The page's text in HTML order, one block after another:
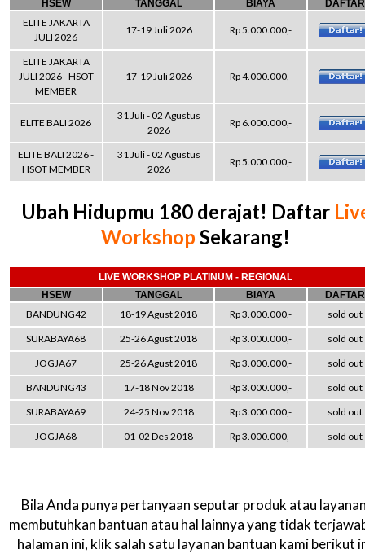
HSEW TANGGAL BIAYA DAFTAR
ELITE JAKARTA
JULI 2026
17-19 Juli 2026 Rp 5.000.000,-
ELITE JAKARTA
JULI 2026 - HSOT
MEMBER
17-19 Juli 2026 Rp 4.000.000,-
ELITE BALI 2026
31 Juli - 02 Agustus
2026
Rp 6.000.000,-
ELITE BALI 2026 -
HSOT MEMBER
31 Juli - 02 Agustus
2026
Rp 5.000.000,-
Ubah Hidupmu 180 derajat! Daftar
Workshop Sekarang!
LIVE WORKSHOP PLATINUM - REGIONAL
HSEW
TANGGAL BIAYA DAFTAR
BANDUNG42 18-19 Agust 2018 Rp 3.000.000,-
sold out
SURABAYA68
25-26 Agust 2018 Rp 3.000.000,-
sold out
JOGJA67
25-26 Agust 2018 Rp 3.000.000,-
sold out
BANDUNG43
17-18 Nov 2018 Rp 3.000.000,-
sold out
SURABAYA69
24-25 Nov 2018 Rp 3.000.000,-
sold out
JOGJA68
01-02 Des 2018 Rp 3.000.000,- sold out
Bila Anda punya pertanyaan seputar produk atau
membutuhkan bantuan atau hal lainnya yang tidak
halaman ini, klik salah satu layanan bantuan kami berikut